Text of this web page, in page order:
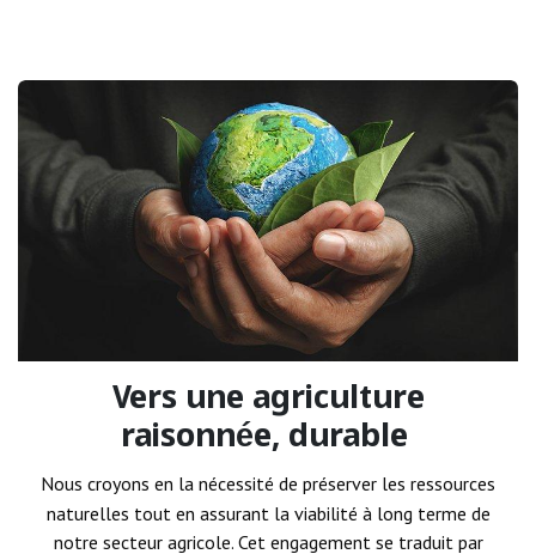
Vers une agriculture
raisonnée, durable
Nous croyons en la nécessité de préserver les ressources
naturelles tout en assurant la viabilité à long terme de
notre secteur agricole. Cet engagement se traduit par